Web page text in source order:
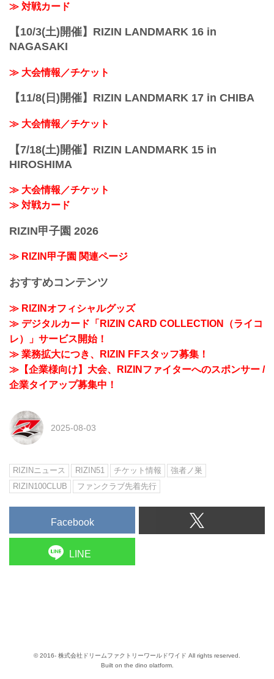
≫ 対戦カード
【10/3(土)開催】RIZIN LANDMARK 16 in
NAGASAKI
≫ 大会情報／チケット
【11/8(日)開催】RIZIN LANDMARK 17 in CHIBA
≫ 大会情報／チケット
【7/18(土)開催】RIZIN LANDMARK 15 in
HIROSHIMA
≫ 大会情報／チケット
≫ 対戦カード
RIZIN甲子園 2026
≫ RIZIN甲子園 関連ページ
おすすめコンテンツ
≫ RIZINオフィシャルグッズ
≫ デジタルカード「RIZIN CARD COLLECTION（ライコ
レ）」サービス開始！
≫ 業務拡大につき、RIZIN FFスタッフ募集！
≫【企業様向け】大会、RIZINファイターへのスポンサー /
企業タイアップ募集中！
2025-08-03
RIZINニュース RIZIN51 チケット情報
強者ノ巣
RIZIN100CLUB
ファンクラブ先着先行
Facebook
LINE
© 2016- 株式会社ドリームファクトリーワールドワイド All rights reserved.
Built on the dino platform.